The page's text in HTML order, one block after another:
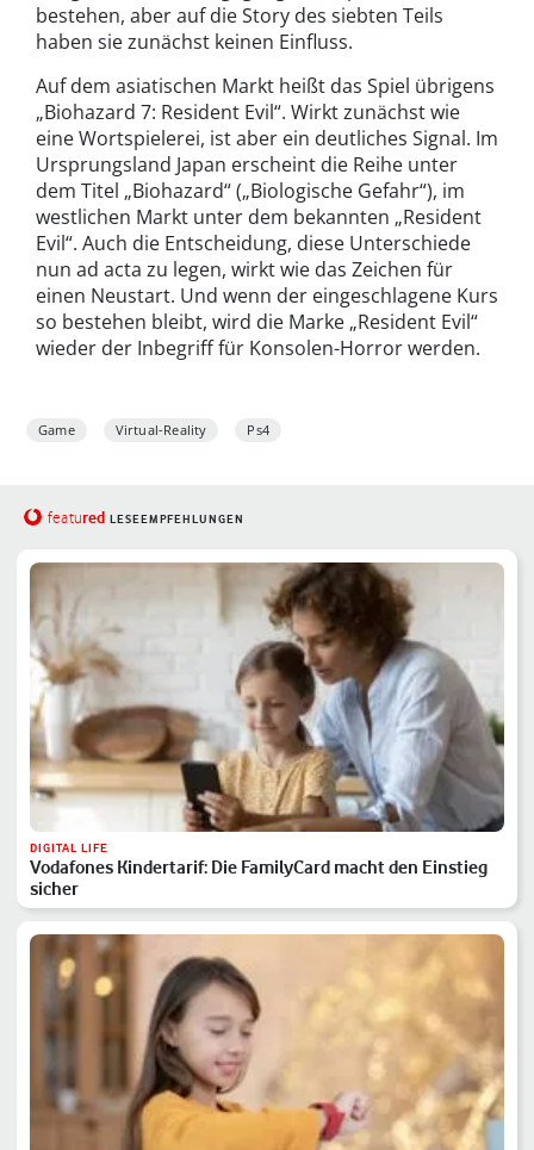
bestehen, aber auf die Story des siebten Teils
haben sie zunächst keinen Einfluss.
Auf dem asiatischen Markt heißt das Spiel übrigens
„Biohazard 7: Resident Evil“. Wirkt zunächst wie
eine Wortspielerei, ist aber ein deutliches Signal. Im
Ursprungsland Japan erscheint die Reihe unter
dem Titel „Biohazard“ („Biologische Gefahr“), im
westlichen Markt unter dem bekannten „Resident
Evil“. Auch die Entscheidung, diese Unterschiede
nun ad acta zu legen, wirkt wie das Zeichen für
einen Neustart. Und wenn der eingeschlagene Kurs
so bestehen bleibt, wird die Marke „Resident Evil“
wieder der Inbegriff für Konsolen-Horror werden.
Game Virtual-Reality Ps4
featured LESEEMPFEHLUNGEN
DIGITAL LIFE
Vodafones Kindertarif: Die FamilyCard macht den Einstieg
sicher